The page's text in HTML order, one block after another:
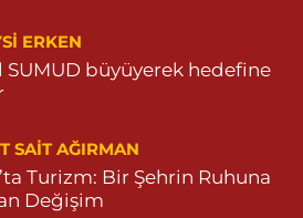
NO:4 3 04825413121
Tarifi Al
ERKEN
SUMUD büyüyerek hedefine
SAIT AĞIRMAN
Turizm: Bir Şehrin Ruhuna
Değişim